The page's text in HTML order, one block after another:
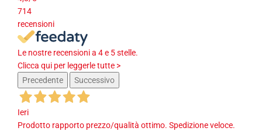
714
recensioni
Le nostre recensioni a 4 e 5 stelle.
Clicca qui per leggerle tutte >
Precedente
Successivo
Ieri
Prodotto rapporto prezzo/qualità ottimo. Spedizione veloce.